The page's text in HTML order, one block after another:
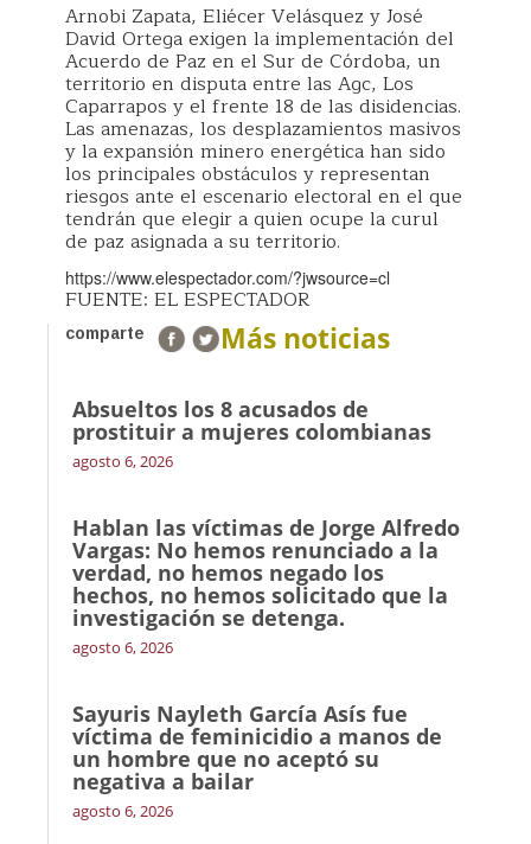
Arnobi Zapata, Eliécer Velásquez y José
David Ortega exigen la implementación del
Acuerdo de Paz en el Sur de Córdoba, un
territorio en disputa entre las Agc, Los
Caparrapos y el frente 18 de las disidencias.
Las amenazas, los desplazamientos masivos
y la expansión minero energética han sido
los principales obstáculos y representan
riesgos ante el escenario electoral en el que
tendrán que elegir a quien ocupe la curul
de paz asignada a su territorio.
https://www.elespectador.com/?jwsource=cl
FUENTE: EL ESPECTADOR
comparte Más noticias
Absueltos los 8 acusados de
prostituir a mujeres colombianas
agosto 6, 2026
Hablan las víctimas de Jorge Alfredo
Vargas: No hemos renunciado a la
verdad, no hemos negado los
hechos, no hemos solicitado que la
investigación se detenga.
agosto 6, 2026
Sayuris Nayleth García Asís fue
víctima de feminicidio a manos de
un hombre que no aceptó su
negativa a bailar
agosto 6, 2026